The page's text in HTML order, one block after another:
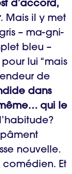
d’accord,
. Mais il y met
– ma-gni-
bleu –
lui “mais
de
dans
qui le
pâment
nouvelle.
comédien. Et